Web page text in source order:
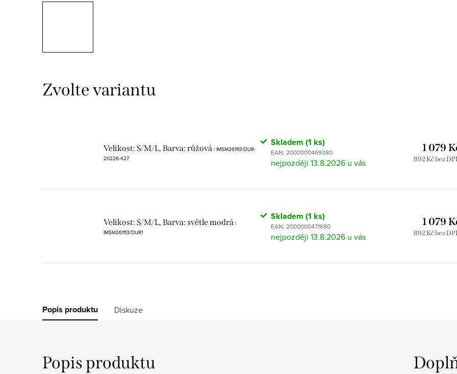
Velikost: S/M/L, Barva: růžová | IMSM261113/DUR-
20226-427
Skladem(1 ks)
EAN: 2000000469380
13.8.2026
1 079
892 Kč bez
Velikost: S/M/L, Barva: světle modrá |
IMSM261113/DUR1
Skladem(1 ks)
EAN: 2000000471680
13.8.2026
1 079
892 Kč bez
Popis produktu Diskuze
Popis produktu